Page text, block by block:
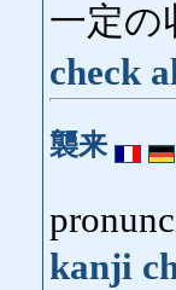
一定の
check
襲来
kanji